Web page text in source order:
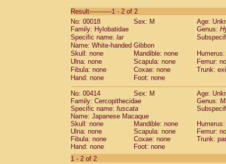
CebidaeSaguinus labiatus(0)
Cebidae Saguinus leucopus (0)
CebidaeSaguinus midas
CebidaeSaguinus mystax
CebidaeSaguinus nigricollis (1)
Cebidae Saguinus oedipus
Cebidae Saguinus weddelli
Cebidae Saguinusspp.
CebidaeAotus trivirgatus(0)
Cebidae Cebus albifrons
CebidaeCebus apella
CebidaeCebus capucinus
Cebidae Cebus nigrivittatus
Cebidae Cebusspp.(0)
Cebidae Saimiri boliviensis
Cebidae Saimiri sciureus
Atelidae
Result-----------1 - 2 of 2
No: 00018
Sex: M
Age:
Family: Hylobatidae
Genus:
Specific name: lar
Name: White-handed Gibbon
Skull: none
Mandible: none
Ulna: none
Scapula: none
Femur:
Fibula: none
Coxae: none
Trunk:
Hand: none
Foot: none
No: 00414 Sex: M
Age:
Family: Cercopithecidae
Genus:
Specific name: fuscata
Name: Japanese Macaque
Skull: none
Mandible: none
Ulna: none
Scapula: none
Femur:
Fibula: none
Coxae: none
Trunk:
Hand: none
Foot: none
1 - 2 of 2